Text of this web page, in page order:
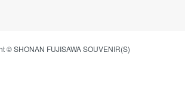
© SHONAN FUJISAWA SOUVENIR(S)